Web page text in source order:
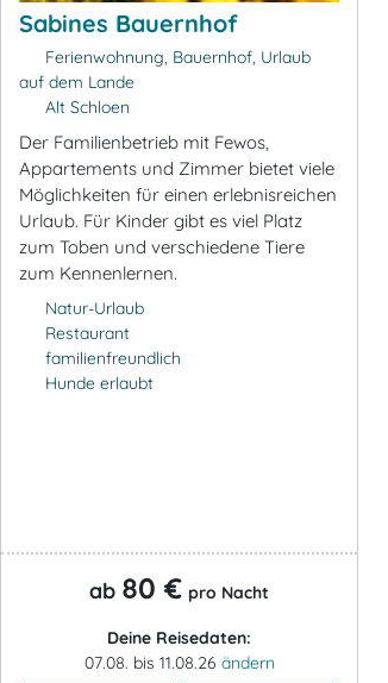
Sabines Bauernhof
Ferienwohnung, Bauernhof, Urlaub
auf dem Lande
Alt Schloen
Der Familienbetrieb mit Fewos,
Appartements und Zimmer bietet viele
Möglichkeiten für einen erlebnisreichen
Urlaub. Für Kinder gibt es viel Platz
zum Toben und verschiedene Tiere
zum Kennenlernen.
Natur-Urlaub
Restaurant
familienfreundlich
Hunde erlaubt
ab 80 € pro Nacht
Deine Reisedaten:
07.08. bis 11.08.26 ändern